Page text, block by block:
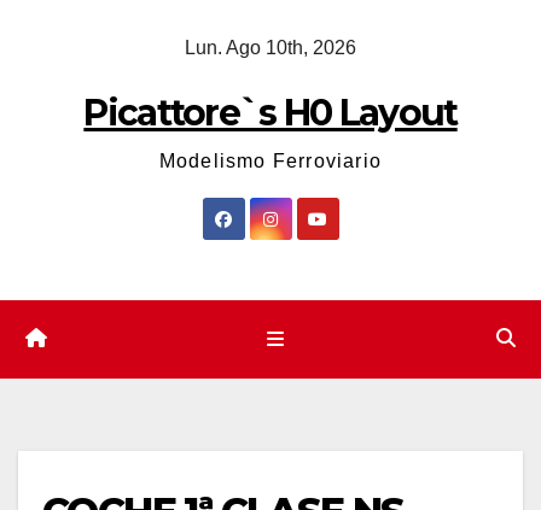
Lun. Ago 10th, 2026
Picattore`s H0 Layout
Modelismo Ferroviario